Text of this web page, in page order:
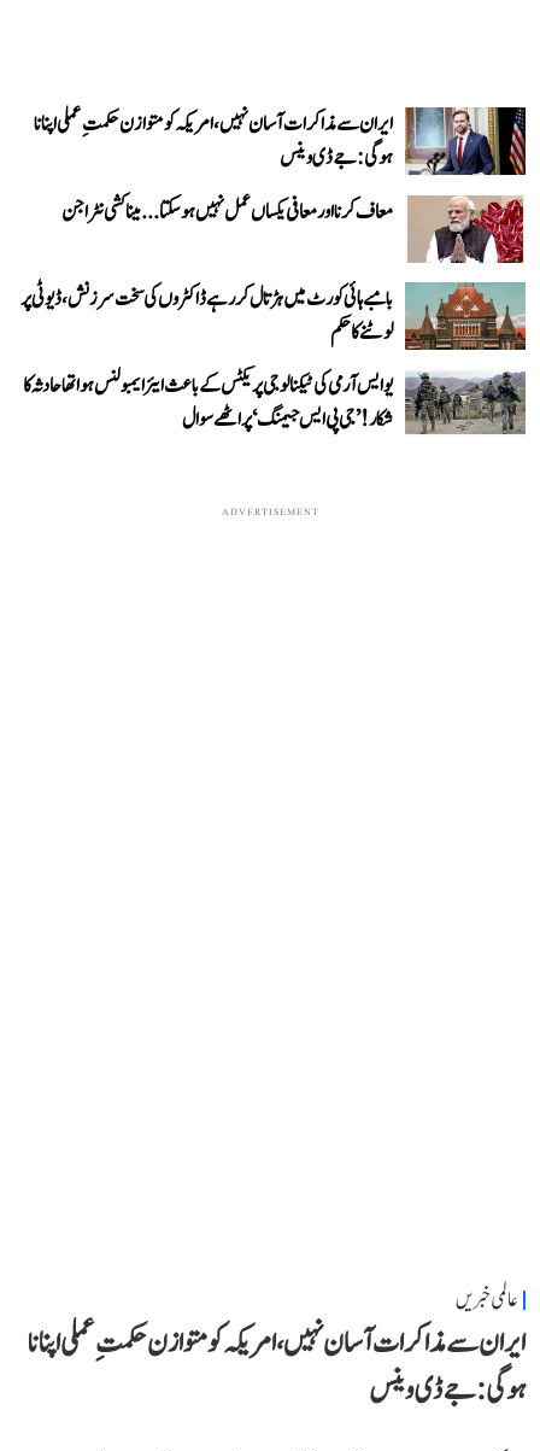
ایران سے مذاکرات آسان نہیں، امریکہ کو متوازن حکمتِ عملی اپنانا
ہوگی: جے ڈی وینس
معاف کرنا اور معافی یکساں عمل نہیں ہو سکتا... میناکشی نٹراجن
بامبے ہائی کورٹ میں ہڑتال کر رہے ڈاکٹروں کی سخت سرزنش، ڈیوٹی پر
لوٹنے کا حکم
یو ایس آرمی کی ٹیکنالوجی پریکٹس کے باعث ایئر ایمبولنس ہوا تھا حادثہ کا
شکار! ’جی پی ایس جیمنگ‘ پر اٹھے سوال
ADVERTISEMENT
عالمی خبریں
ایران سے مذاکرات آسان نہیں، امریکہ کو متوازن حکمتِ عملی اپنانا
ہوگی: جے ڈی وینس